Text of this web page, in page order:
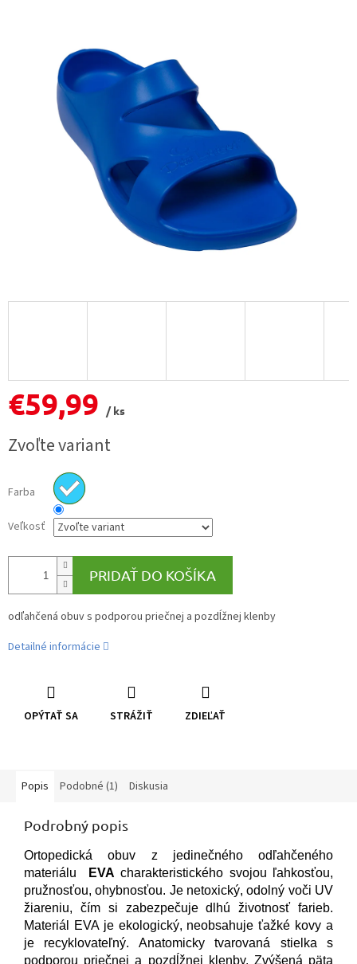
€59,99
/ ks
cena:
Zvoľte variant
Farba
Veľkosť
PRIDAŤ DO KOŠÍKA
odľahčená obuv s podporou priečnej a pozdĺžnej klenby
Detailné informácie
OPÝTAŤ SA STRÁŽIŤ ZDIEĽAŤ
Popis Podobné (1) Diskusia
Podrobný popis
Ortopedická obuv z jedinečného odľahčeného
materiálu
EVA charakteristického svojou ľahkosťou,
pružnosťou, ohybnosťou. Je netoxický, odolný voči UV
žiareniu, čím si zabezpečuje dlhú životnosť farieb.
Materiál EVA je ekologický, neobsahuje ťažké kovy a
je recyklovateľný. Anatomicky tvarovaná stielka s
podporou priečnej a pozdĺžnej klenby. Zvýšená päta